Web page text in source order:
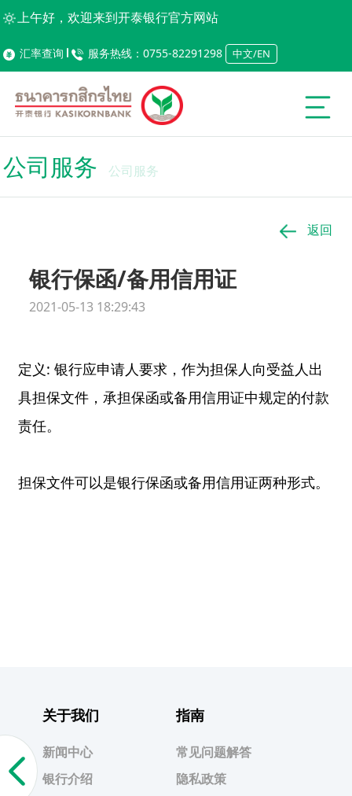
上午好，欢迎来到开泰银行官方网站
汇率查询 服务热线：0755-82291298 中文/EN
公司服务 公司服务
返回
银行保函/备用信用证
2021-05-13 18:29:43
定义: 银行应申请人要求，作为担保人向受益人出
具担保文件，承担保函或备用信用证中规定的付款
责任。
担保文件可以是银行保函或备用信用证两种形式。
关于我们
新闻中心
银行介绍
指南
常见问题解答
隐私政策